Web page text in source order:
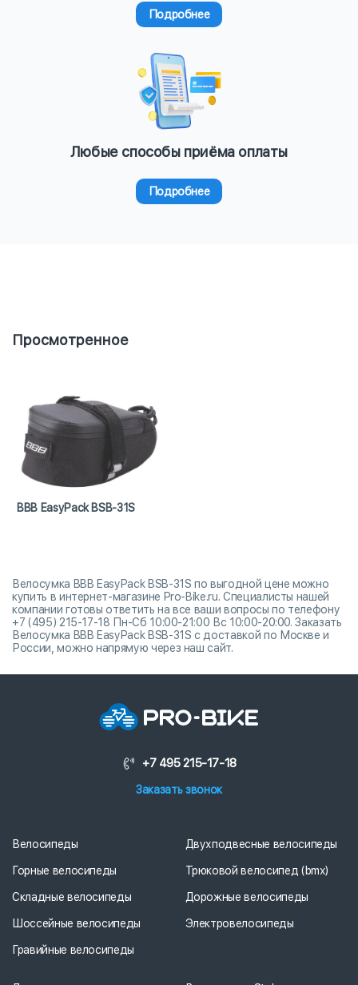
Подробнее
Любые способы приёма оплаты
Подробнее
Просмотренное
BBB EasyPack BSB-31S
Велосумка BBB EasyPack BSB-31S по выгодной цене можно
купить в интернет-магазине Pro-Bike.ru. Специалисты нашей
компании готовы ответить на все ваши вопросы по телефону
+7 (495) 215-17-18 Пн-Сб 10:00-21:00 Вс 10:00-20:00. Заказать
Велосумка BBB EasyPack BSB-31S с доставкой по Москве и
России, можно напрямую через наш сайт.
+7 495 215-17-18
Заказать звонок
Велосипеды
Горные велосипеды
Складные велосипеды
Шоссейные велосипеды
Гравийные велосипеды
Двухподвесные велосипеды
Трюковой велосипед (bmx)
Дорожные велосипеды
Электровелосипеды